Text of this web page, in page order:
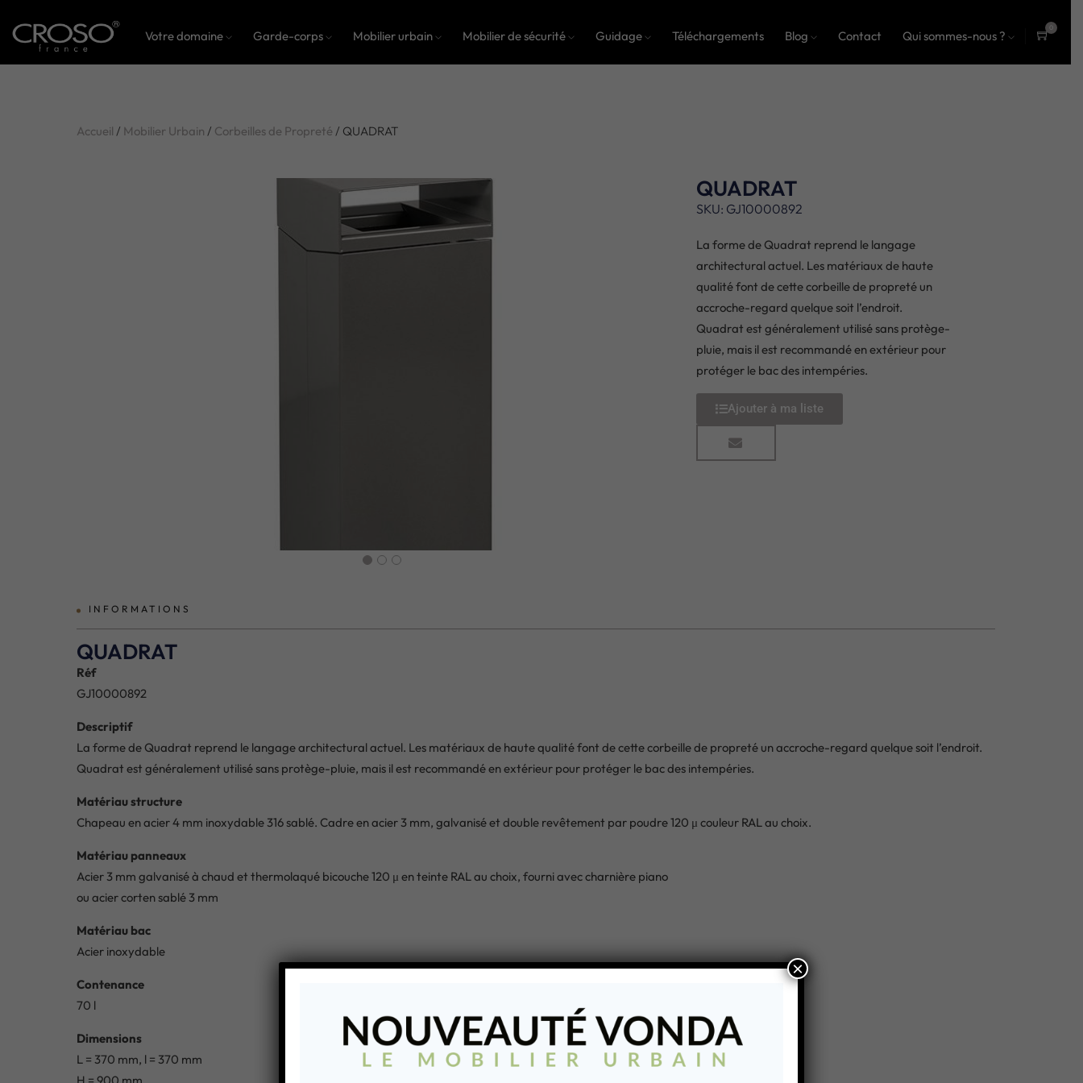
Votre domaine Garde-corps Mobilier urbain Mobilier de sécurité Guidage Téléchargements Blog Contact Qui sommes-nous ?
0
Accueil / Mobilier Urbain / Corbeilles de Propreté / QUADRAT
QUADRAT
SKU: GJ10000892
La forme de Quadrat reprend le langage
architectural actuel. Les matériaux de haute
qualité font de cette corbeille de propreté un
accroche-regard quelque soit l’endroit.
Quadrat est généralement utilisé sans protège-
pluie, mais il est recommandé en extérieur pour
protéger le bac des intempéries.
Ajouter à ma liste
INFORMATIONS
QUADRAT
Réf
GJ10000892
Descriptif
La forme de Quadrat reprend le langage architectural actuel. Les matériaux de haute qualité font de cette corbeille de propreté un accroche-regard quelque soit l’endroit.
Quadrat est généralement utilisé sans protège-pluie, mais il est recommandé en extérieur pour protéger le bac des intempéries.
Matériau structure
Chapeau en acier 4 mm inoxydable 316 sablé. Cadre en acier 3 mm, galvanisé et double revêtement par poudre 120 μ couleur RAL au choix.
Matériau panneaux
Acier 3 mm galvanisé à chaud et thermolaqué bicouche 120 μ en teinte RAL au choix, fourni avec charnière piano
ou acier corten sablé 3 mm
Matériau bac
Acier inoxydable
Contenance
70 l
Dimensions
L = 370 mm, l = 370 mm
×